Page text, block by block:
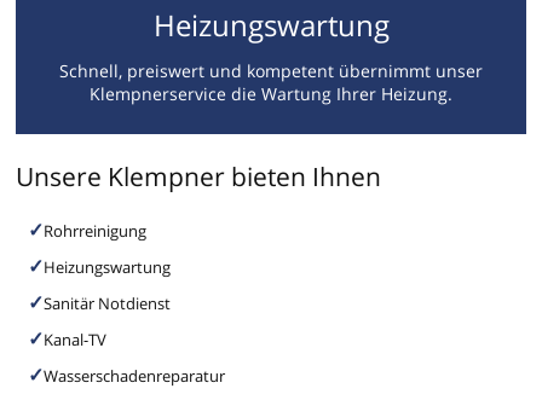
Heizungswartung
Schnell, preiswert und kompetent übernimmt unser
Klempnerservice die Wartung Ihrer Heizung.
Unsere Klempner bieten Ihnen
Rohrreinigung
Heizungswartung
Sanitär Notdienst
Kanal-TV
Wasserschadenreparatur